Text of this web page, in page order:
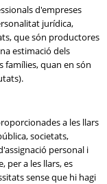
d'empreses
jurídica,
que són productores
estimació dels
famílies, quan en són
a les llars
societats,
personal i
per a les llars, es
sense que hi hagi